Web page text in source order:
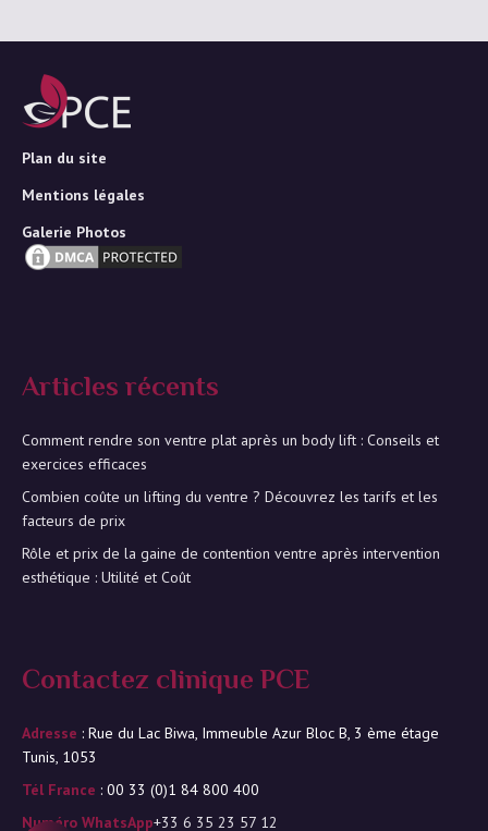
Plan du site
Mentions légales
Galerie Photos
Articles récents
Comment rendre son ventre plat après un body lift : Conseils et
exercices efficaces
Combien coûte un lifting du ventre ? Découvrez les tarifs et les
facteurs de prix
Rôle et prix de la gaine de contention ventre après intervention
esthétique : Utilité et Coût
Contactez clinique PCE
Adresse : Rue du Lac Biwa, Immeuble Azur Bloc B, 3 ème étage
Tunis, 1053
Tél France : 00 33 (0)1 84 800 400
Numéro WhatsApp+33 6 35 23 57 12